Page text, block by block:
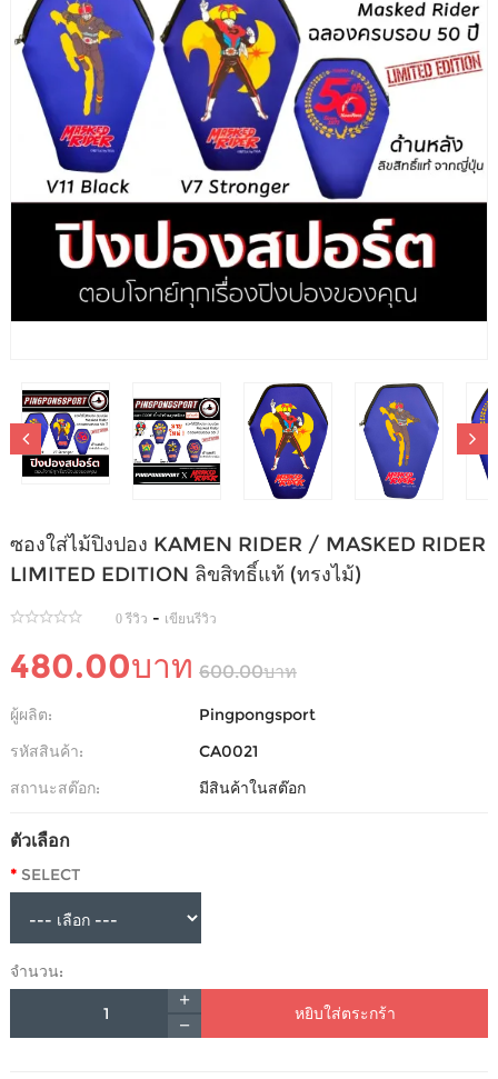
ซองใส่ไม้ปิงปอง KAMEN RIDER / MASKED RIDER
LIMITED EDITION ลิขสิทธิ์แท้ (ทรงไม้)
0 รีวิว - เขียนรีวิว
480.00บาท 600.00บาท
ผู้ผลิต:
Pingpongsport
รหัสสินค้า:
CA0021
สถานะสต๊อก:
มีสินค้าในสต๊อก
ตัวเลือก
SELECT
จำนวน:
หยิบใส่ตระกร้า